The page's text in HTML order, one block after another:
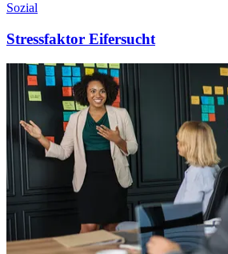
Sozial
Stressfaktor Eifersucht